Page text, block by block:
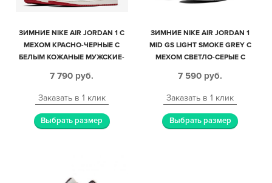
ЗИМНИЕ NIKE AIR JORDAN 1 С
МЕХОМ КРАСНО-ЧЕРНЫЕ С
БЕЛЫМ КОЖАНЫЕ МУЖСКИЕ-
7 790 руб.
Заказать в 1 клик
Выбрать размер
ЗИМНИЕ NIKE AIR JORDAN 1
MID GS LIGHT SMOKE GREY С
МЕХОМ СВЕТЛО-СЕРЫЕ С
МУЖСКИЕ-ЖЕНСКИЕ (35-44)
7 590 руб.
Заказать в 1 клик
Выбрать размер